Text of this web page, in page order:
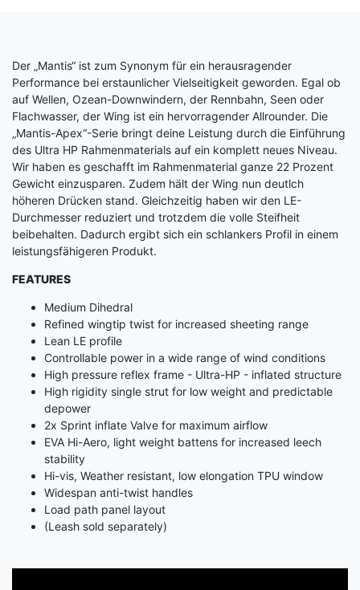
Der „Mantis“ ist zum Synonym für ein herausragender
Performance bei erstaunlicher Vielseitigkeit geworden. Egal ob
auf Wellen, Ozean-Downwindern, der Rennbahn, Seen oder
Flachwasser, der Wing ist ein hervorragender Allrounder. Die
„Mantis-Apex“-Serie bringt deine Leistung durch die Einführung
des Ultra HP Rahmenmaterials auf ein komplett neues Niveau.
Wir haben es geschafft im Rahmenmaterial ganze 22 Prozent
Gewicht einzusparen. Zudem hält der Wing nun deutlch
höheren Drücken stand. Gleichzeitig haben wir den LE-
Durchmesser reduziert und trotzdem die volle Steifheit
beibehalten. Dadurch ergibt sich ein schlankers Profil in einem
leistungsfähigeren Produkt.
FEATURES
Medium Dihedral
Refined wingtip twist for increased sheeting range
Lean LE profile
Controllable power in a wide range of wind conditions
High pressure reflex frame - Ultra-HP - inflated structure
High rigidity single strut for low weight and predictable
depower
2x Sprint inflate Valve for maximum airflow
EVA Hi-Aero, light weight battens for increased leech
stability
Hi-vis, Weather resistant, low elongation TPU window
Widespan anti-twist handles
Load path panel layout
(Leash sold separately)